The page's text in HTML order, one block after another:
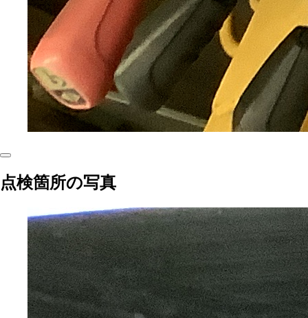
点検箇所の写真